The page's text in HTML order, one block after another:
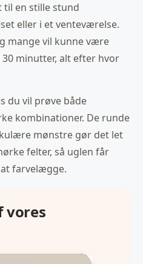
til en stille stund
eller i et venteværelse.
mange vil kunne være
minutter, alt efter hvor
du vil prøve både
kombinationer. De runde
mønstre gør det let
felter, så uglen får
farvelægge.
vores